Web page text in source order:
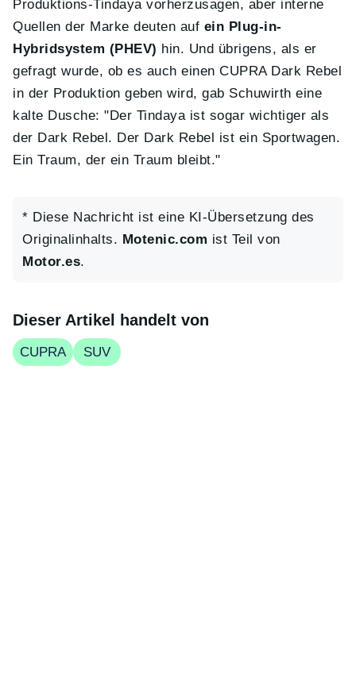
Produktions-Tindaya vorherzusagen, aber interne
Quellen der Marke deuten auf ein Plug-in-
Hybridsystem (PHEV) hin. Und übrigens, als er
gefragt wurde, ob es auch einen CUPRA Dark Rebel
in der Produktion geben wird, gab Schuwirth eine
kalte Dusche: "Der Tindaya ist sogar wichtiger als
der Dark Rebel. Der Dark Rebel ist ein Sportwagen.
Ein Traum, der ein Traum bleibt."
* Diese Nachricht ist eine KI-Übersetzung des
Originalinhalts. Motenic.com ist Teil von
Motor.es.
Dieser Artikel handelt von
CUPRA SUV